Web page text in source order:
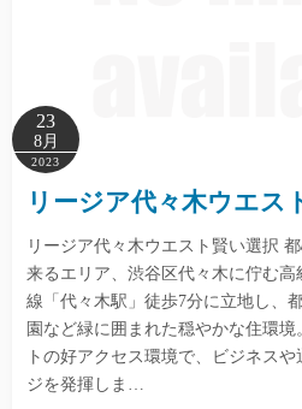
23
8月
2023
リージア代々木ウエス
リージア代々木ウエスト賢い選択
来るエリア、渋谷区代々木に佇む高
線「代々木駅」徒歩7分に立地し、
園など緑に囲まれた穏やかな住環
トの好アクセス環境で、ビジネス
ジを発揮しま…